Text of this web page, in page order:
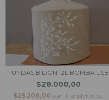
FUNDAS BIDÓN 12L BOMBA USB
$28.000,00
$25.200,00 con Transferencia